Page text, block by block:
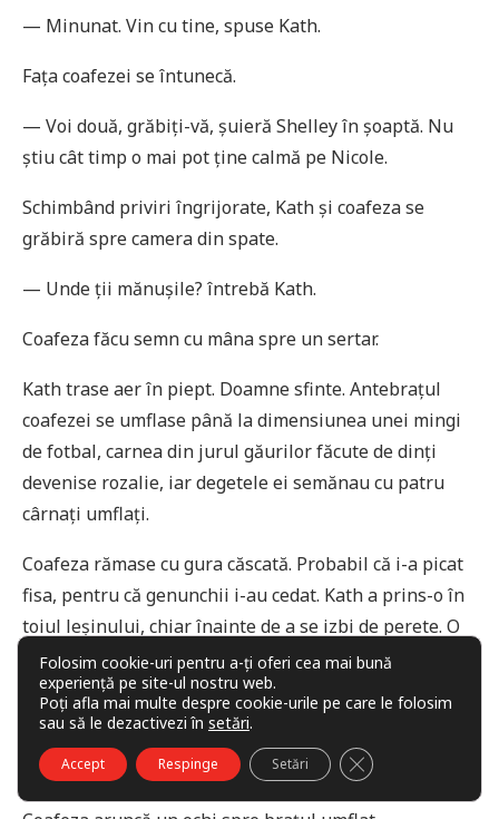
— Minunat. Vin cu tine, spuse Kath.
Fața coafezei se întunecă.
— Voi două, grăbiți-vă, șuieră Shelley în șoaptă. Nu
știu cât timp o mai pot ține calmă pe Nicole.
Schimbând priviri îngrijorate, Kath și coafeza se
grăbiră spre camera din spate.
— Unde ții mănușile? întrebă Kath.
Coafeza făcu semn cu mâna spre un sertar.
Kath trase aer în piept. Doamne sfinte. Antebrațul
coafezei se umflase până la dimensiunea unei mingi
de fotbal, carnea din jurul găurilor făcute de dinți
devenise rozalie, iar degetele ei semănau cu patru
cârnați umflați.
Coafeza rămase cu gura căscată. Probabil că i-a picat
fisa, pentru că genunchii i-au cedat. Kath a prins-o în
toiul leșinului, chiar înainte de a se izbi de perete. O
lăsă pe femeie o clipă să se adune, apoi o apucă de
umeri și o fixă cu cea mai aspră privire de director de
liceu.
— Uite. Trebuie să te aduni, spuse ea.
Folosim cookie-uri pentru a-ți oferi cea mai bună
experiență pe site-ul nostru web.
Poți afla mai multe despre cookie-urile pe care le folosim
sau să le dezactivezi în setări.
Accept Respinge Setări CLOSE GDPR